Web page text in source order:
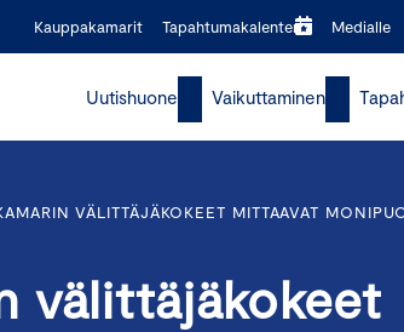
Kauppakamarit Tapahtumakalenteri Medialle
Uutishuone Vaikuttaminen
VÄLITTÄJÄKOKEET MITTAAVAT
välittäjäkokeet